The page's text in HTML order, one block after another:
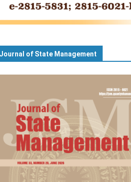
of State Management